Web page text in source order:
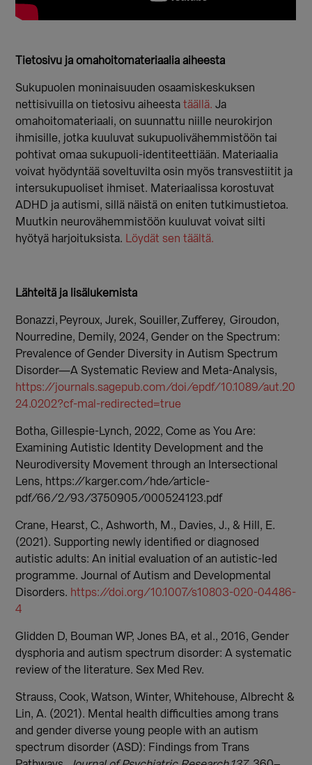
Tietosivu ja omahoitomateriaalia aiheesta
Sukupuolen moninaisuuden osaamiskeskuksen
nettisivuilla on tietosivu aiheestatäällä. Ja
omahoitomateriaali, on suunnattu niille neurokirjon
ihmisille, jotka kuuluvat sukupuolivähemmistöön tai
pohtivat omaa sukupuoli-identiteettiään. Materiaalia
voivat hyödyntää soveltuvilta osin myös transvestiitit ja
intersukupuoliset ihmiset. Materiaalissa korostuvat
ADHD ja autismi, sillä näistä on eniten tutkimustietoa.
Muutkin neurovähemmistöön kuuluvat voivat silti
hyötyä harjoituksista.
Löydät sen täältä.
Lähteitä ja lisälukemista
Bonazzi, Peyroux, Jurek, Souiller, Zufferey, Giroudon,
Nourredine, Demily, 2024, Gender on the Spectrum:
Prevalence of Gender Diversity in Autism Spectrum
Disorder—A Systematic Review and Meta-Analysis,
https://journals.sagepub.com/doi/epdf/10.1089/aut.20
24.0202?cf-mal-redirected=true
Botha, Gillespie-Lynch, 2022, Come as You Are:
Examining Autistic Identity Development and the
Neurodiversity Movement through an Intersectional
Lens, https://karger.com/hde/article-
pdf/66/2/93/3750905/000524123.pdf
Crane, Hearst, C., Ashworth, M., Davies, J., & Hill, E.
(2021). Supporting newly identified or diagnosed
autistic adults: An initial evaluation of an autistic-led
programme. Journal of Autism and Developmental
Disorders. https://doi.org/10.1007/s10803-020-04486-
4
Glidden D, Bouman WP, Jones BA, et al., 2016, Gender
dysphoria and autism spectrum disorder: A systematic
review of the literature. Sex Med Rev.
Strauss, Cook, Watson, Winter, Whitehouse, Albrecht &
Lin, A. (2021). Mental health difficulties among trans
and gender diverse young people with an autism
spectrum disorder (ASD): Findings from Trans